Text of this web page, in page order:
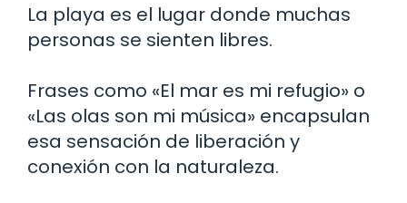
La playa es el lugar donde muchas
personas se sienten libres.
Frases como «El mar es mi refugio» o
«Las olas son mi música» encapsulan
esa sensación de liberación y
conexión con la naturaleza.